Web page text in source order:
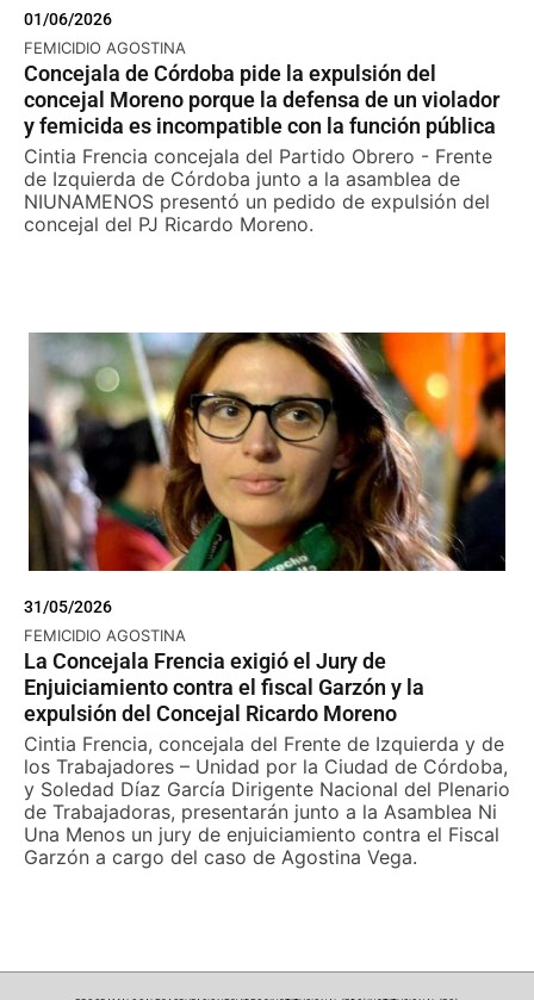
01/06/2026
FEMICIDIO AGOSTINA
Concejala de Córdoba pide la expulsión del
concejal Moreno porque la defensa de un violador
y femicida es incompatible con la función pública
Cintia Frencia concejala del Partido Obrero - Frente
de Izquierda de Córdoba junto a la asamblea de
NIUNAMENOS presentó un pedido de expulsión del
concejal del PJ Ricardo Moreno.
31/05/2026
FEMICIDIO AGOSTINA
La Concejala Frencia exigió el Jury de
Enjuiciamiento contra el fiscal Garzón y la
expulsión del Concejal Ricardo Moreno
Cintia Frencia, concejala del Frente de Izquierda y de
los Trabajadores – Unidad por la Ciudad de Córdoba,
y Soledad Díaz García Dirigente Nacional del Plenario
de Trabajadoras, presentarán junto a la Asamblea Ni
Una Menos un jury de enjuiciamiento contra el Fiscal
Garzón a cargo del caso de Agostina Vega.